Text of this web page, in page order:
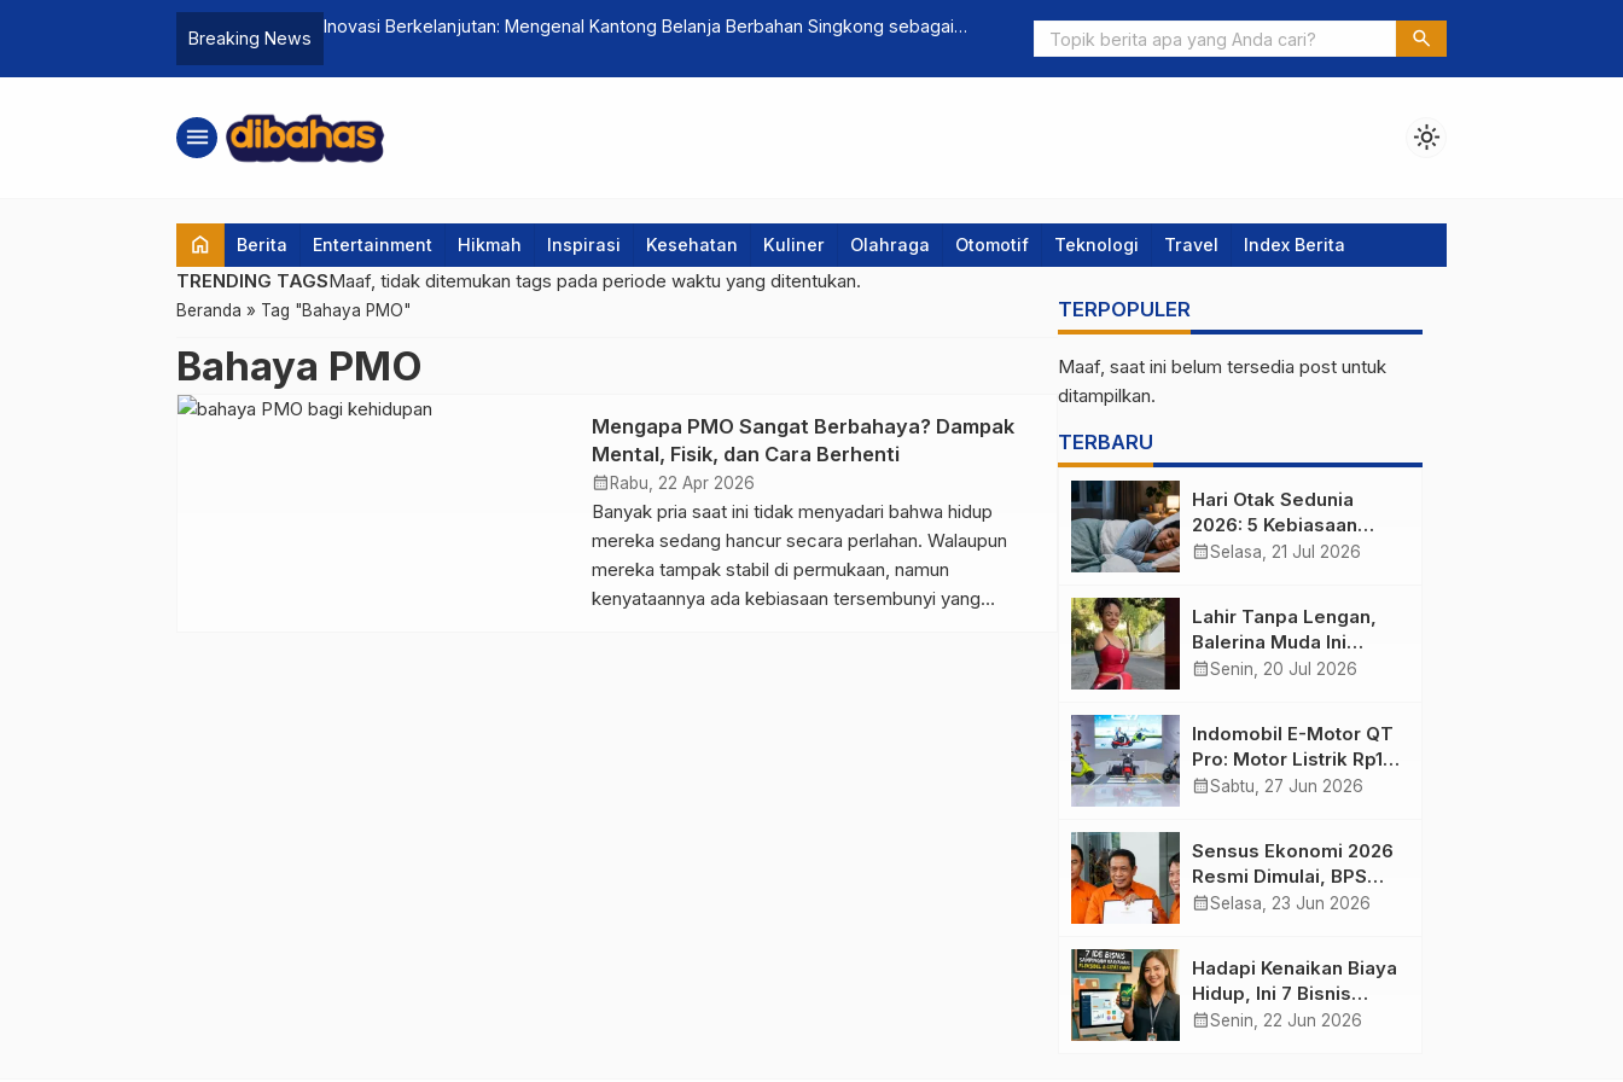
Breaking News
Inovasi Berkelanjutan: Mengenal Kantong Belanja Berbahan Singkong sebagai
Atur Cuti Lebih Cerdas di 2026, intip Bulan yang Paling banyak liburnya
search
menu light_mode
home Berita Entertainment Hikmah Inspirasi Kesehatan Kuliner Olahraga Otomotif Teknologi Travel Index Berita
TRENDING TAGSMaaf, tidak ditemukan tags pada periode waktu yang ditentukan.
Beranda » Tag "Bahaya PMO"
Bahaya PMO
Mengapa PMO Sangat Berbahaya? Dampak
Mental, Fisik, dan Cara Berhenti
calendar_month Rabu, 22 Apr 2026
Banyak pria saat ini tidak menyadari bahwa hidup
mereka sedang hancur secara perlahan. Walaupun
mereka tampak stabil di permukaan, namun
kenyataannya ada kebiasaan tersembunyi yang
TERPOPULER
Maaf, saat ini belum tersedia post untuk
ditampilkan.
TERBARU
Hari Otak Sedunia
2026: 5 Kebiasaan
Harian yang Menjaga
calendar_monthSelasa, 21 Jul 2026
Lahir Tanpa Lengan,
Balerina Muda Ini
Inspirasi Ratusan Ribu
calendar_monthSenin, 20 Jul 2026
Indomobil E-Motor QT
Pro: Motor Listrik Rp18
Jutaan yang Bikin
calendar_monthSabtu, 27 Jun 2026
Sensus Ekonomi 2026
Resmi Dimulai, BPS
Tambah Tiga Sektor
calendar_monthSelasa, 23 Jun 2026
Hadapi Kenaikan Biaya
Hidup, Ini 7 Bisnis
Sampingan untuk
calendar_monthSenin, 22 Jun 2026